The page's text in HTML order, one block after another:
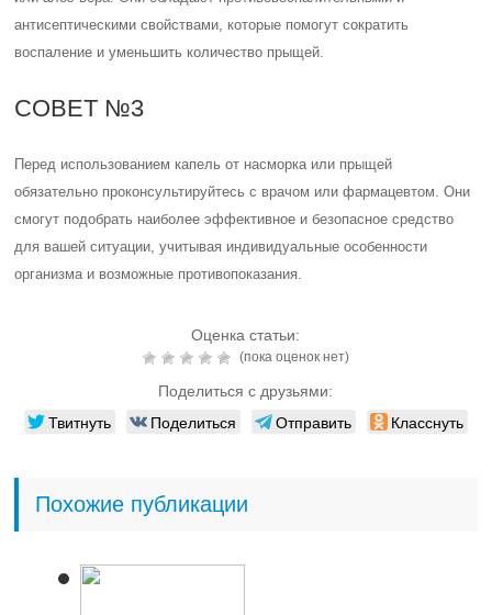
антисептическими свойствами, которые помогут сократить
воспаление и уменьшить количество прыщей.
СОВЕТ №3
Перед использованием капель от насморка или прыщей
обязательно проконсультируйтесь с врачом или фармацевтом. Они
смогут подобрать наиболее эффективное и безопасное средство
для вашей ситуации, учитывая индивидуальные особенности
организма и возможные противопоказания.
Оценка статьи:
(пока оценок нет)
Поделиться с друзьями:
Твитнуть Поделиться Отправить Класснуть
Похожие публикации